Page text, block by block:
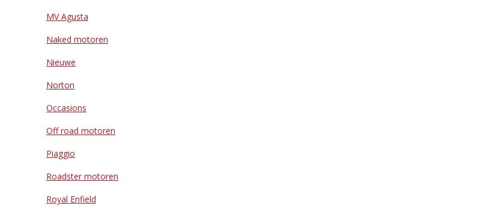
MV Agusta
Naked motoren
Nieuwe
Norton
Occasions
Off road motoren
Piaggio
Roadster motoren
Royal Enfield